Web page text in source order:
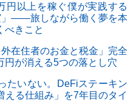
円以上を稼ぐ僕が実践する
」——旅しながら働く夢を本
べきこと
在住者のお金と税金」完全
が消える5つの落とし穴
たいない。DeFiステーキン
える仕組み」を7年目のタイ